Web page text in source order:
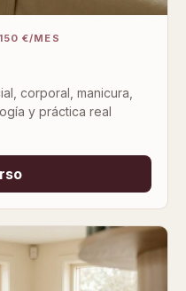
€/MES
corporal, manicura,
y práctica real